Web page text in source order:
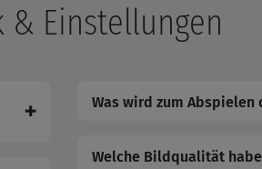
& Einstellungen
✚
Was wird zum
Welche Bildqualität